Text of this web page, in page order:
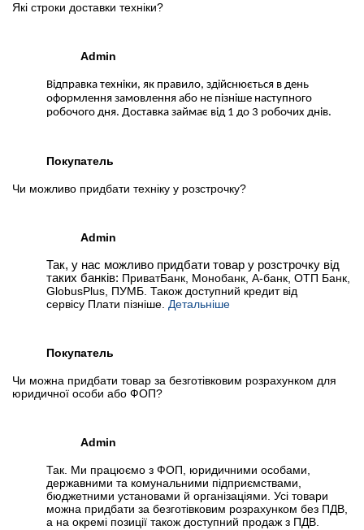
Які строки доставки техніки?
Admin
Відправка техніки, як правило, здійснюється в день
оформлення замовлення або не пізніше наступного
робочого дня. Доставка займає від 1 до 3 робочих днів.
Покупатель
Чи можливо придбати техніку у розстрочку?
Admin
Так, у нас можливо придбати товар у розстрочку від
таких банків: ПриватБанк, Монобанк, А-банк, ОТП Банк,
GlobusPlus, ПУМБ. Також доступний кредит від
сервісу Плати пізніше. Детальніше
Покупатель
Чи можна придбати товар за безготівковим розрахунком для
юридичної особи або ФОП?
Admin
Так. Ми працюємо з ФОП, юридичними особами,
державними та комунальними підприємствами,
бюджетними установами й організаціями. Усі товари
можна придбати за безготівковим розрахунком без ПДВ,
а на окремі позиції також доступний продаж з ПДВ.